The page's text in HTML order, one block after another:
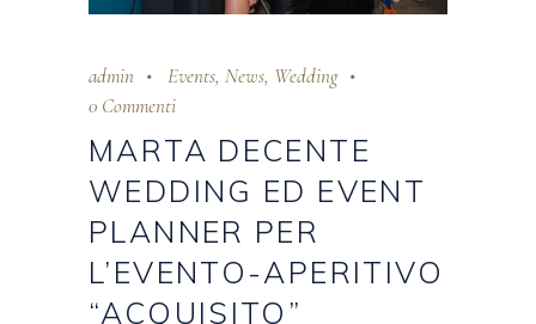
admin Events, News, Wedding
0 Commenti
MARTA DECENTE
WEDDING ED EVENT
PLANNER PER
L’EVENTO-APERITIVO
“ACQUISITO”